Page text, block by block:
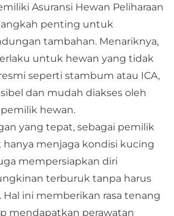
Asuransi Hewan Peliharaan
penting untuk
tambahan. Menariknya,
untuk hewan yang tidak
seperti stambum atau ICA,
dan mudah diakses oleh
hewan.
yang tepat, sebagai pemilik
hanya menjaga kondisi kucing
mempersiapkan diri
terburuk tanpa harus
Hal ini memberikan rasa tenang
mendapatkan perawatan